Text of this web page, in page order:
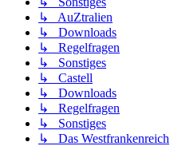
↳ AuZtralien
↳ Downloads
↳ Regelfragen
↳ Sonstiges
↳ Castell
↳ Downloads
↳ Regelfragen
↳ Sonstiges
↳ Das Westfrankenreich